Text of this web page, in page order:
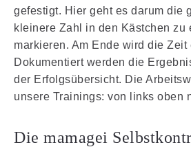
gefestigt. Hier geht es darum die
kleinere Zahl in den Kästchen zu
markieren. Am Ende wird die Zeit
Dokumentiert werden die
der Erfolgsübersicht. Die
unsere Trainings: von links oben
Die mamagei